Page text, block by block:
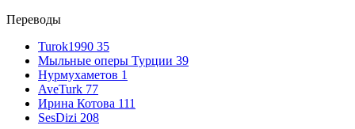
Переводы
Turok1990 35
Мыльные оперы Турции 39
Нурмухаметов 1
AveTurk 77
Ирина Котова 111
SesDizi 208